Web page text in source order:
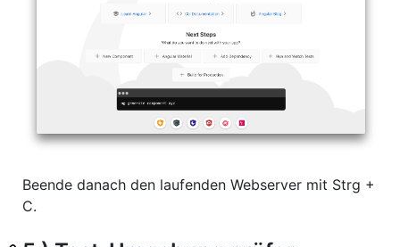
Beende danach den laufenden Webserver mit Strg +
C.